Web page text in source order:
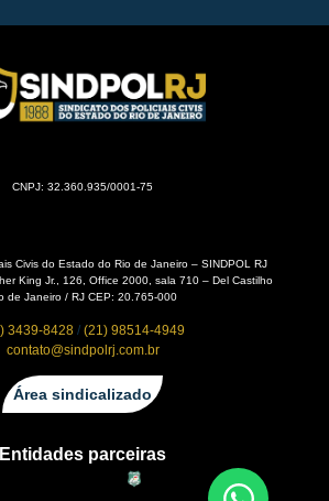
CNPJ: 32.360.935/0001-75
Civis do Estado do Rio de Janeiro – SINDPOL RJ
King Jr., 126, Office 2000, sala 710 – Del Castilho
de Janeiro / RJ CEP: 20.765-000
3439-8428 / (21) 98514-4949
contato@sindpolrj.com.br
Área sindicalizado
Entidades parceiras